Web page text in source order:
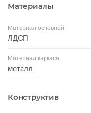
Материалы
Материал основной
ЛДСП
Материал каркаса
металл
Конструктив